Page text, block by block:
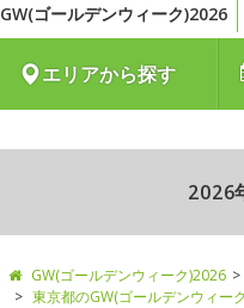
GW(ゴールデンウィーク)2026
エリアから探す
2026
GW(ゴールデンウィーク)2026
東京都のGW(ゴールデンウィー